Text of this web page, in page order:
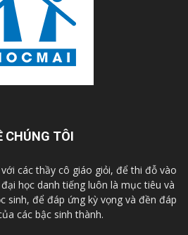
CHÚNG TÔI
các thầy cô giáo giỏi, để thi đỗ vào
học danh tiếng luôn là mục tiêu và
sinh, để đáp ứng kỳ vọng và đền đáp
các bậc sinh thành.